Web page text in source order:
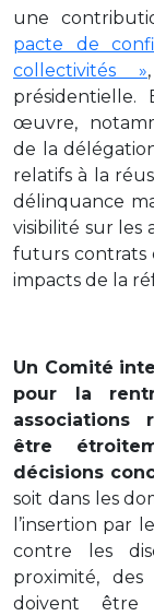
une
pacte de
collectivités »
œuvre,
de la
relatifs à la
délinquance
visibilité sur les
futurs contrats
impacts de la
Un Comité
pour la
associations
être
décisions
soit dans les
l’insertion par
contre les
proximité, des
doivent être